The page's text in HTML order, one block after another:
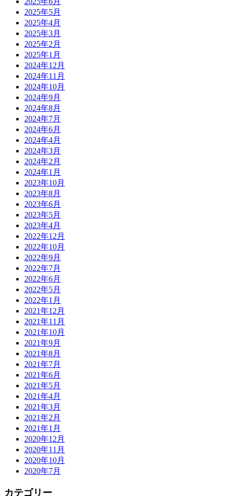
2025年5月
2025年4月
2025年3月
2025年2月
2025年1月
2024年12月
2024年11月
2024年10月
2024年9月
2024年8月
2024年7月
2024年6月
2024年4月
2024年3月
2024年2月
2024年1月
2023年10月
2023年8月
2023年6月
2023年5月
2023年4月
2022年12月
2022年10月
2022年9月
2022年7月
2022年6月
2022年5月
2022年1月
2021年12月
2021年11月
2021年10月
2021年9月
2021年8月
2021年7月
2021年6月
2021年5月
2021年4月
2021年3月
2021年2月
2021年1月
2020年12月
2020年11月
2020年10月
2020年7月
カテゴリー